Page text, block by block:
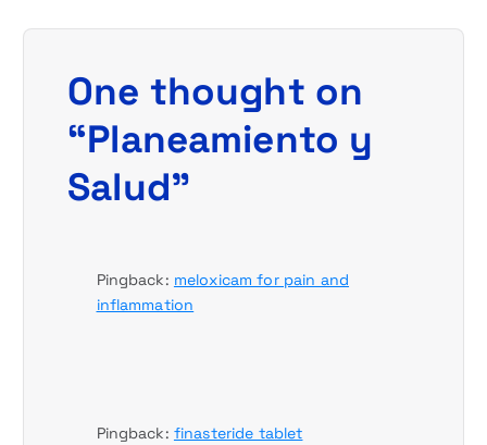
a
One thought on
“Planeamiento y
Salud”
Pingback: meloxicam for pain and
inflammation
Pingback: finasteride tablet